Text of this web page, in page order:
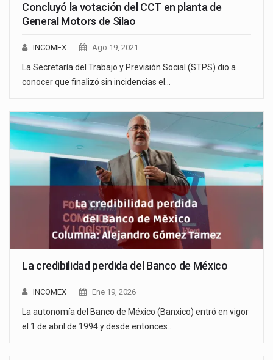
Concluyó la votación del CCT en planta de
General Motors de Silao
INCOMEX Ago 19, 2021
La Secretaría del Trabajo y Previsión Social (STPS) dio a
conocer que finalizó sin incidencias el…
La credibilidad perdida del Banco de México
INCOMEX Ene 19, 2026
La autonomía del Banco de México (Banxico) entró en vigor
el 1 de abril de 1994 y desde entonces…